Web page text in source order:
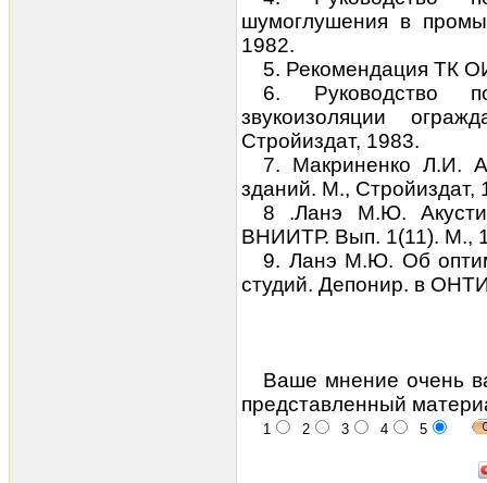
шумоглушения в
1982.
5. Рекомендация ТК
6. Руководство
звукоизоляции
Стройиздат, 1983.
7. Макриненко Л.И.
зданий. М., Стройиздат,
8 .Ланэ М.Ю.
ВНИИТР. Вып. 1(11). М.,
9. Ланэ М.Ю. Об
студий. Депонир. в
Ваше мнение очень
представленный
1 2 3 4 5